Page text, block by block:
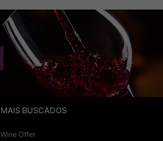
MAIS BUSCADOS
Wine Offer